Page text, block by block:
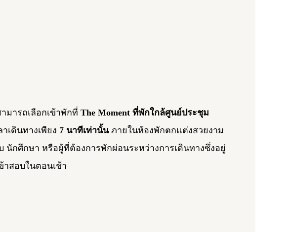
มารถเลือกเข้าพักที่ The Moment ที่พักใกล้ศูนย์ประชุม
าเดินทางเพียง 7 นาทีเท่านั้น ภายในห้องพักตกแต่งสวยงาม
กศึกษา หรือผู้ที่ต้องการพักผ่อนระหว่างการเดินทางซึ่งอยู่
าสอบในตอนเช้า